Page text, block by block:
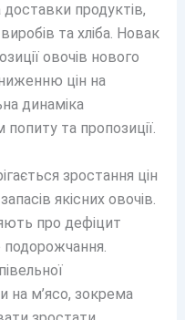
продуктів,
та хліба. Новак
овочів нового
цін на
динаміка
та пропозиції.
зростання цін
якісних овочів.
про дефіцит
подорожчання.
на м’ясо, зокрема